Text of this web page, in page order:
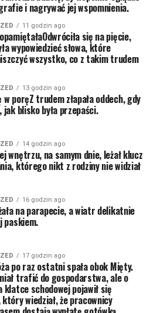
i nagrywać jej wspomnienia.
11 godzin ago
się na pięcie,
wypowiedzieć słowa, które
wszystko, co z takim trudem
13 godzin ago
w poręZ trudem złapała oddech, gdy
jak blisko była przepaści.
14 godzin ago
wnętrzu, na samym dnie, leżał klucz
którego nikt z rodziny nie widział
16 godzin ago
na parapecie, a wiatr delikatnie
paskiem.
17 godzin ago
po raz ostatni spała obok Mięty.
trafić do gospodarstwa, ale o
klatce schodowej pojawił się
który wiedział, że pracownicy